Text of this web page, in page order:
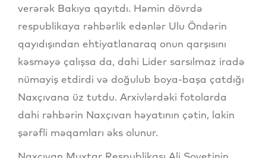
verərək Bakıya qayıtdı. Həmin dövrdə
respublikaya rəhbərlik edənlər Ulu Öndərin
qayıdışından ehtiyatlanaraq onun qarşısını
kəsməyə çalışsa da, dahi Lider sarsılmaz iradə
nümayiş etdirdi və doğulub boya-başa çatdığı
Naxçıvana üz tutdu. Arxivlərdəki fotolarda
dahi rəhbərin Naxçıvan həyatının çətin, lakin
şərəfli məqamları əks olunur.